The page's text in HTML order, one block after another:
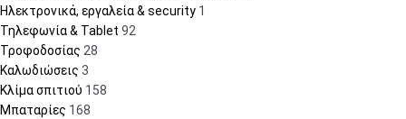
Ηλεκτρονικά, εργαλεία & security 1
Τηλεφωνία & Tablet 92
Τροφοδοσίας 28
Καλωδιώσεις 3
Κλίμα σπιτιού 158
Μπαταρίες 168